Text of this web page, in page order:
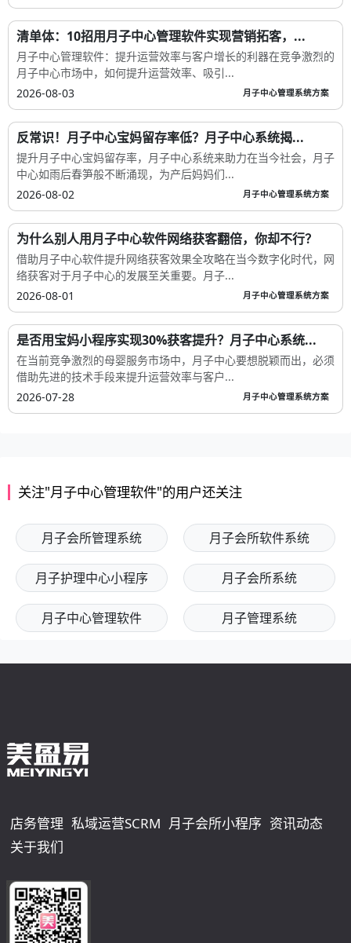
清单体：10招用月子中心管理软件实现营销拓客，...
月子中心管理软件：提升运营效率与客户增长的利器在竞争激烈的
月子中心市场中，如何提升运营效率、吸引...
2026-08-03
月子中心管理系统方案
反常识！月子中心宝妈留存率低？月子中心系统揭...
提升月子中心宝妈留存率，月子中心系统来助力在当今社会，月子
中心如雨后春笋般不断涌现，为产后妈妈们...
2026-08-02
月子中心管理系统方案
为什么别人用月子中心软件网络获客翻倍，你却不行？
借助月子中心软件提升网络获客效果全攻略在当今数字化时代，网
络获客对于月子中心的发展至关重要。月子...
2026-08-01
月子中心管理系统方案
是否用宝妈小程序实现30%获客提升？月子中心系统...
在当前竞争激烈的母婴服务市场中，月子中心要想脱颖而出，必须
借助先进的技术手段来提升运营效率与客户...
2026-07-28
月子中心管理系统方案
关注"月子中心管理软件"的用户还关注
月子会所管理系统 月子会所软件系统
月子护理中心小程序 月子会所系统
月子中心管理软件 月子管理系统
店务管理 私域运营SCRM 月子会所小程序 资讯动态
关于我们